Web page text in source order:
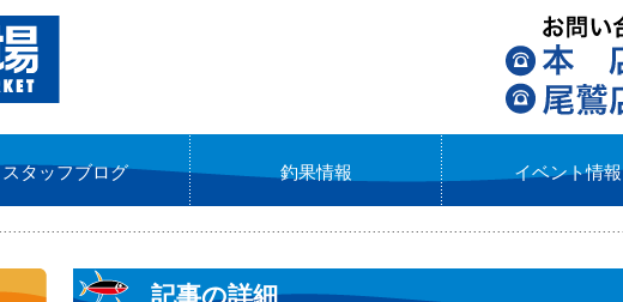
スタッフブログ 釣果情報 イベント情報
記事の詳細